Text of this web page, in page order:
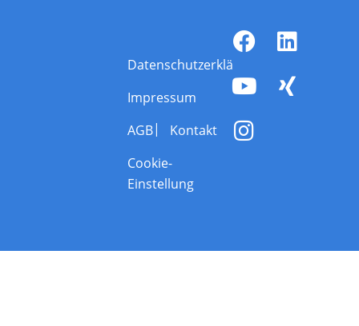
Datenschutzerklärung
Impressum
AGB
Kontakt
Cookie-
Einstellung